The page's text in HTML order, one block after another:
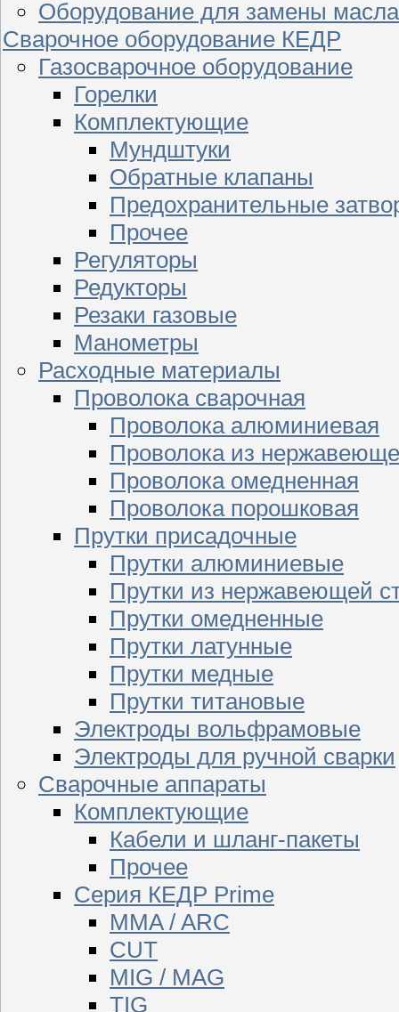
Оборудование для замены масла
Сварочное оборудование КЕДР
Газосварочное оборудование
Горелки
Комплектующие
Мундштуки
Обратные клапаны
Предохранительные
Прочее
Регуляторы
Редукторы
Резаки газовые
Манометры
Расходные материалы
Проволока сварочная
Проволока алюминиевая
Проволока из
Проволока омедненная
Проволока порошковая
Прутки присадочные
Прутки алюминиевые
Прутки из нержавеющей
Прутки омедненные
Прутки латунные
Прутки медные
Прутки титановые
Электроды вольфрамовые
Электроды для ручной сварки
Сварочные аппараты
Комплектующие
Кабели и шланг-пакеты
Прочее
Серия КЕДР Prime
MMA / ARC
CUT
MIG / MAG
TIG